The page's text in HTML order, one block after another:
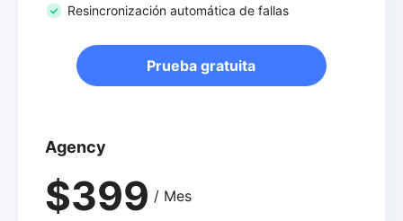
Resincronización automática de fallas
Prueba gratuita
Agency
$399 / Mes